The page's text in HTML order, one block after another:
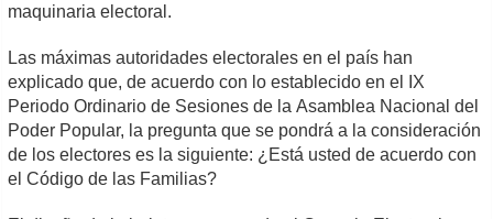
maquinaria electoral.
Las máximas autoridades electorales en el país han
explicado que, de acuerdo con lo establecido en el IX
Periodo Ordinario de Sesiones de la Asamblea Nacional del
Poder Popular, la pregunta que se pondrá a la consideración
de los electores es la siguiente: ¿Está usted de acuerdo con
el Código de las Familias?